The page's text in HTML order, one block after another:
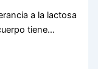
a la lactosa
tiene…